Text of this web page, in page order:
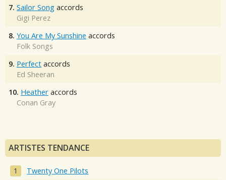
7. Sailor Song accords
Gigi Perez
8. You Are My Sunshine accords
Folk Songs
9. Perfect accords
Ed Sheeran
10. Heather accords
Conan Gray
ARTISTES TENDANCE
Twenty One Pilots